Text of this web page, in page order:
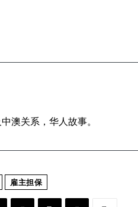
澳关系，华人故事。
雇主担保